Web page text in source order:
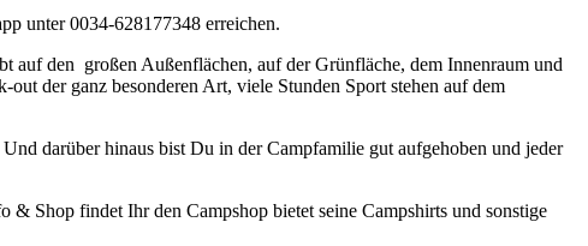
unter 0034-628177348 erreichen.
den großen Außenflächen, auf der Grünfläche, dem Innenraum und
der ganz besonderen Art, viele Stunden Sport stehen auf dem
darüber hinaus bist Du in der Campfamilie gut aufgehoben und jeder
Shop findet Ihr den Campshop bietet seine Campshirts und sonstige